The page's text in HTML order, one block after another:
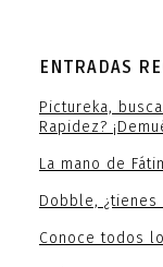
ENTRADAS
Pictureka,
Rapidez?
La mano de
Dobble, ¿tienes
Conoce todos